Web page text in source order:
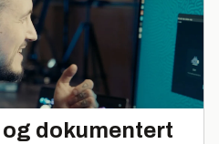
dokumentert